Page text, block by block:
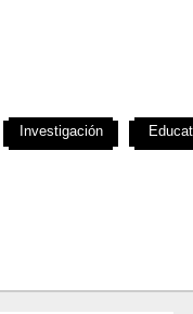
Investigación